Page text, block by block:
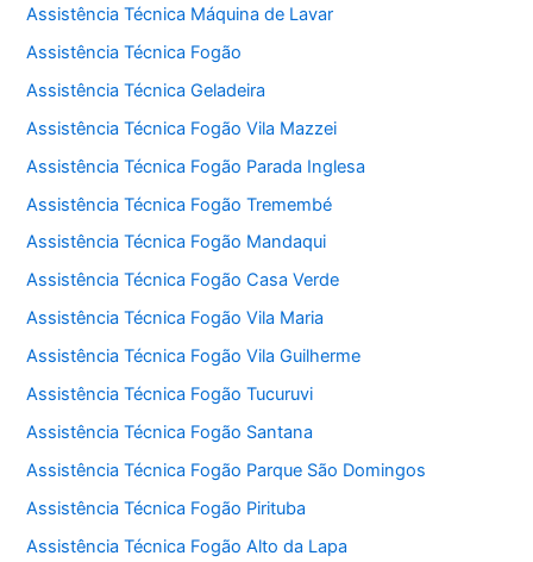
Assistência Técnica Máquina de Lavar
Assistência Técnica Fogão
Assistência Técnica Geladeira
Assistência Técnica Fogão Vila Mazzei
Assistência Técnica Fogão Parada Inglesa
Assistência Técnica Fogão Tremembé
Assistência Técnica Fogão Mandaqui
Assistência Técnica Fogão Casa Verde
Assistência Técnica Fogão Vila Maria
Assistência Técnica Fogão Vila Guilherme
Assistência Técnica Fogão Tucuruvi
Assistência Técnica Fogão Santana
Assistência Técnica Fogão Parque São Domingos
Assistência Técnica Fogão Pirituba
Assistência Técnica Fogão Alto da Lapa